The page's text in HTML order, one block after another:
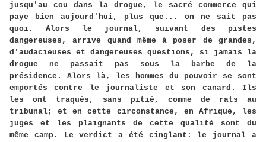
jusqu'au cou dans la drogue, le sacré commerce qui
paye bien aujourd'hui, plus que... on ne sait pas
quoi. Alors le journal, suivant des pistes
dangereuses, arrive quand même à poser de grandes,
d'audacieuses et dangereuses questions, si jamais la
drogue ne passait pas sous la barbe de la
présidence. Alors là, les hommes du pouvoir se sont
emportés contre le journaliste et son canard. Ils
les ont traqués, sans pitié, comme de rats au
tribunal; et en cette circonstance, en Afrique, les
juges et les plaignants de cette qualité sont du
même camp. Le verdict a été cinglant: le journal a